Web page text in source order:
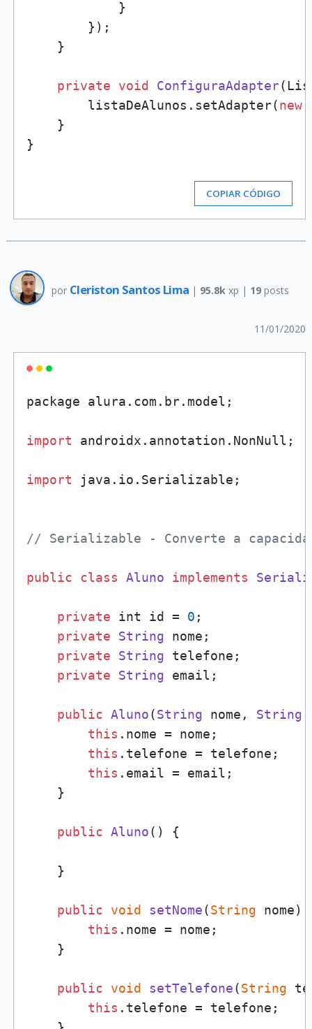
            }
        });
    }
private void ConfiguraAdapter
        listaDeAlunos.setAdapter(
new
    }
}
COPIAR CÓDIGO
por Cleriston Santos Lima | 95.8k xp | 19posts
11/01/2020
package alura. com . br. model ;
import androidx. annotation . NonNull ;
import java. io . Serializable ;
// Serializable - Converte a
public class Aluno implements
private int id = 0 ;
private
String nome;
private
String telefone;
private
String email;
public Aluno(String nome, String
this . nome = nome;
this . telefone = telefone;
this . email = email;
    }
public Aluno() {
    }
public void setNome(String nome)
this . nome = nome;
    }
public void setTelefone(String
this . telefone = telefone;